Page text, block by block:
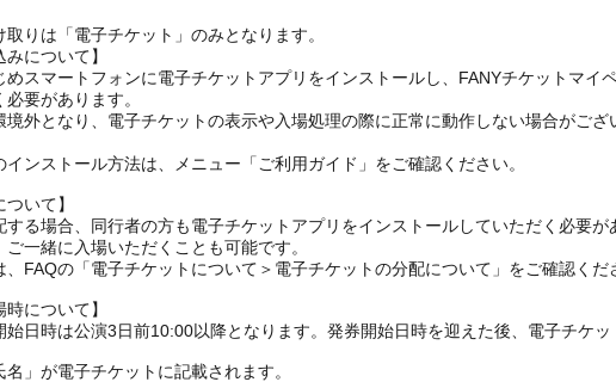
りは「電子チケット」のみとなります。
について】
めスマートフォンに電子チケットアプリをインストールし、FANYチケットマイ
要があります。
境外となり、電子チケットの表示や入場処理の際に正常に動作しない場合がご
ンストール方法は、メニュー「ご利用ガイド」をご確認ください。
いて】
る場合、同行者の方も電子チケットアプリをインストールしていただく必要が
一緒に入場いただくことも可能です。
FAQの「電子チケットについて＞電子チケットの分配について」をご確認くだ
について】
日時は公演3日前10:00以降となります。発券開始日時を迎えた後、電子チケ
」が電子チケットに記載されます。